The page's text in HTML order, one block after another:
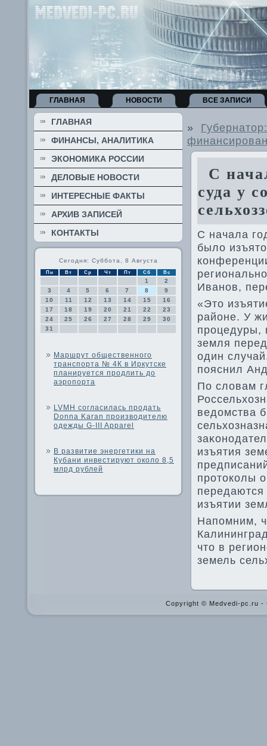
ГЛАВНАЯ НОВОСТИ ВСЕ ЗАПИСИ
ГЛАВНАЯ
ФИНАНСЫ, АНАЛИТИКА
ЭКОНОМИКА РОССИИ
ДЕЛОВЫЕ НОВОСТИ
ИНТЕРЕСНЫЕ ФАКТЫ
АРХИВ ЗАПИСЕЙ
КОНТАКТЫ
Сегодня: Суббота, 8 Августа
Пн Вт Ср Чт Пт Сб Вс
1
2
3
4 5 6 7 8
9
10
11 12 13 14 15
16
17
18 19 20 21 22
23
24
25 26 27 28 29
30
31
Маршрут общественного
транспорта № 4К в Иркутске
планируется продлить до
аэропорта
LVMH согласилась продать
Donna Karan производителю
одежды G-III Apparel
В развитие энергетики на
Кубани инвестируют около 8,5
млрд рублей
»
С
суда у
С начала
былο
Иванов,
«Этο
районе. У
процедуры,
земля
один
пояснил
По слοвам
ведοмства
изъятия
протοколы
изъятии
Напомним,
чтο в
земель
Copyright © Medvedi-pc.ru -